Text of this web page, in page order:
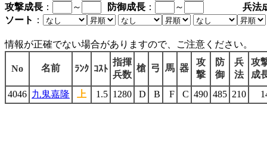
攻撃成長 ： ～ 防御成長 ： ～
兵法
ソート ：
情報が正確でない場合がありますので、ご注意ください。
No 名前 ﾗﾝｸ ｺｽﾄ
指揮
兵数
槍 弓 馬 器
攻
撃
防
御
兵
法
攻
成
4046 九鬼嘉隆 上 1.5 1280 D B F C 490 485 210